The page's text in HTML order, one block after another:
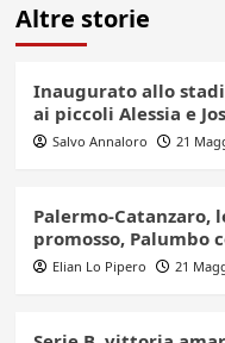
Altre storie
Inaugurato allo
ai piccoli Alessia e
Salvo Annaloro 21
Palermo-Catanzaro,
promosso, Palumbo
Elian Lo Pipero 21